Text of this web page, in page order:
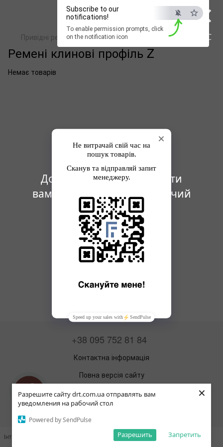
Разрешите сайту drt.com.ua отправлять вам
уведомления на рабочий стол
Powered by SendPulse
Запретить
Разрешить
×
×
ESC
Дозвольте сайту надсилати
вам повідомлення на робочий
стіл
Subscribe to our
notifications!
To enable permission prompts, click
on the notification icon
Привідні ремені Ремені клинові профіль Z
Ремені клинові профіль Z
Немає товарів
+38 095 752 81 84
Контактна інформація
Повна версія сайту
©2026
Укр
Інтернет-магазин створений з Хорошоп